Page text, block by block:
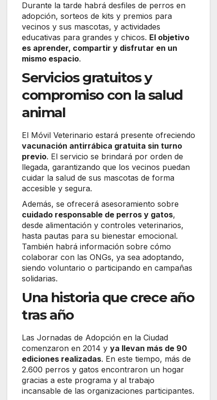
Durante la tarde habrá desfiles de perros en
adopción, sorteos de kits y premios para
vecinos y sus mascotas, y actividades
educativas para grandes y chicos. El objetivo
es aprender, compartir y disfrutar en un
mismo espacio.
Servicios gratuitos y
compromiso con la salud
animal
El Móvil Veterinario estará presente ofreciendo
vacunación antirrábica gratuita sin turno
previo. El servicio se brindará por orden de
llegada, garantizando que los vecinos puedan
cuidar la salud de sus mascotas de forma
accesible y segura.
Además, se ofrecerá asesoramiento sobre
cuidado responsable de perros y gatos,
desde alimentación y controles veterinarios,
hasta pautas para su bienestar emocional.
También habrá información sobre cómo
colaborar con las ONGs, ya sea adoptando,
siendo voluntario o participando en campañas
solidarias.
Una historia que crece año
tras año
Las Jornadas de Adopción en la Ciudad
comenzaron en 2014 y ya llevan más de 90
ediciones realizadas. En este tiempo, más de
2.600 perros y gatos encontraron un hogar
gracias a este programa y al trabajo
incansable de las organizaciones participantes.